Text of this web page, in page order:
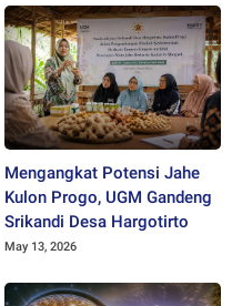
Mengangkat Potensi Jahe
Kulon Progo, UGM Gandeng
Srikandi Desa Hargotirto
May 13, 2026